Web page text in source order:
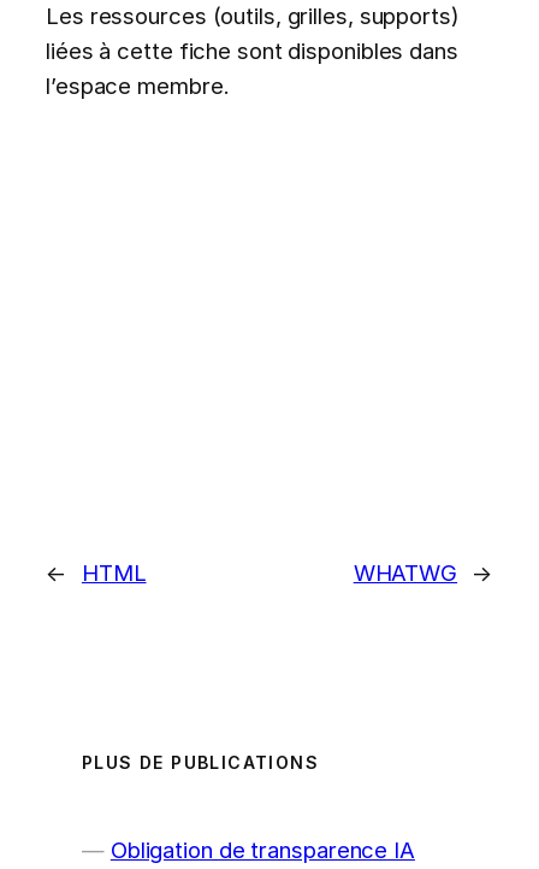
Les ressources (outils, grilles, supports)
liées à cette fiche sont disponibles dans
l’espace membre.
← HTML WHATWG →
PLUS DE PUBLICATIONS
Obligation de transparence IA